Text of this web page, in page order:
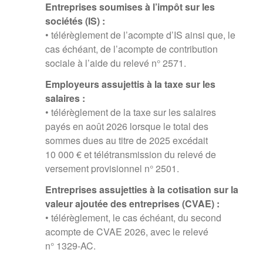
Entreprises soumises à l’impôt sur les
sociétés (IS) :
• télérèglement de l’acompte d’IS ainsi que, le
cas échéant, de l’acompte de contribution
sociale à l’aide du relevé n° 2571.
Employeurs assujettis à la taxe sur les
salaires :
• télérèglement de la taxe sur les salaires
payés en août 2026 lorsque le total des
sommes dues au titre de 2025 excédait
10 000 € et télétransmission du relevé de
versement provisionnel n° 2501.
Entreprises assujetties à la cotisation sur la
valeur ajoutée des entreprises (CVAE) :
• télérèglement, le cas échéant, du second
acompte de CVAE 2026, avec le relevé
n° 1329-AC.